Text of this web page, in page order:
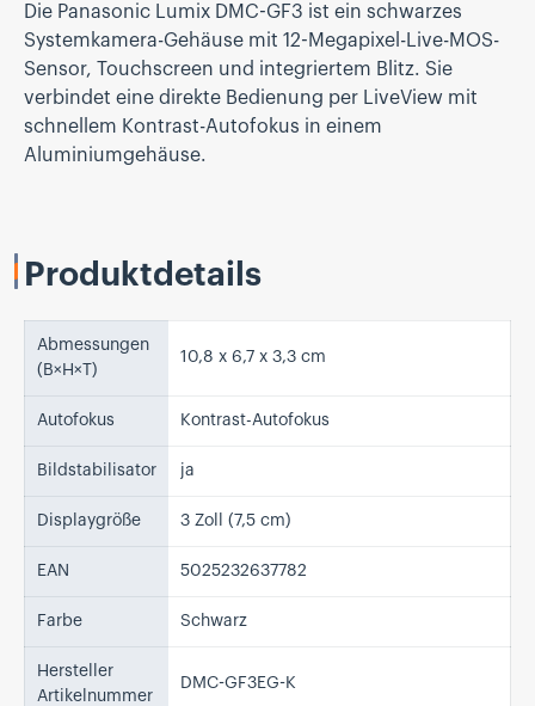
Die Panasonic Lumix DMC-GF3 ist ein schwarzes
Systemkamera-Gehäuse mit 12-Megapixel-Live-MOS-
Sensor, Touchscreen und integriertem Blitz. Sie
verbindet eine direkte Bedienung per LiveView mit
schnellem Kontrast-Autofokus in einem
Aluminiumgehäuse.
Produktdetails
Abmessungen
(B×H×T)
10,8 x 6,7 x 3,3 cm
Autofokus Kontrast-Autofokus
Bildstabilisator ja
Displaygröße 3 Zoll (7,5 cm)
EAN 5025232637782
Farbe Schwarz
Hersteller
Artikelnummer
DMC-GF3EG-K